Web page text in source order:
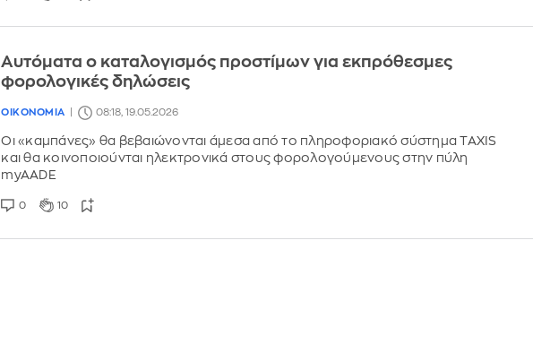
Αυτόματα ο καταλογισμός προστίμων για εκπρόθεσμες
φορολογικές δηλώσεις
ΟΙΚΟΝΟΜΙΑ 08:18, 19.05.2026
Οι «καμπάνες» θα βεβαιώνονται άμεσα από το πληροφοριακό σύστημα TAXIS
και θα κοινοποιούνται ηλεκτρονικά στους φορολογούμενους στην πύλη
myAADE
0 10